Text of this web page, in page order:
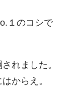
１のコシで
れました。
からえ。